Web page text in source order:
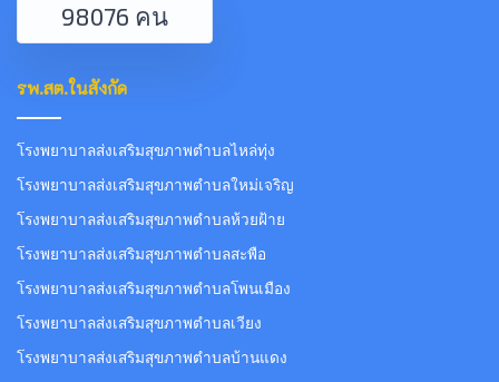
98076 คน
รพ.สต.ในสังกัด
โรงพยาบาลส่งเสริมสุขภาพตำบลไหล่ทุ่ง
โรงพยาบาลส่งเสริมสุขภาพตำบลใหม่เจริญ
โรงพยาบาลส่งเสริมสุขภาพตำบลห้วยฝ้าย
โรงพยาบาลส่งเสริมสุขภาพตำบลสะพือ
โรงพยาบาลส่งเสริมสุขภาพตำบลโพนเมือง
โรงพยาบาลส่งเสริมสุขภาพตำบลเวียง
โรงพยาบาลส่งเสริมสุขภาพตำบลบ้านแดง